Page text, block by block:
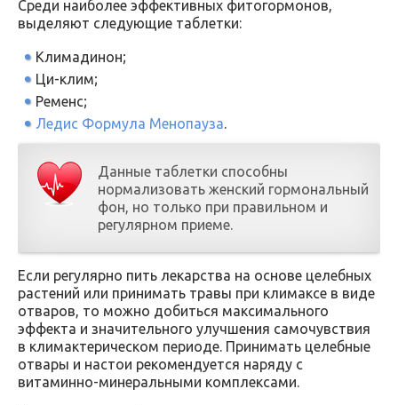
Среди наиболее эффективных фитогормонов,
выделяют следующие таблетки:
Климадинон;
Ци-клим;
Ременс;
Ледис Формула Менопауза.
Данные таблетки способны
нормализовать женский гормональный
фон, но только при правильном и
регулярном приеме.
Если регулярно пить лекарства на основе целебных
растений или принимать травы при климаксе в виде
отваров, то можно добиться максимального
эффекта и значительного улучшения самочувствия
в климактерическом периоде. Принимать целебные
отвары и настои рекомендуется наряду с
витаминно-минеральными комплексами.